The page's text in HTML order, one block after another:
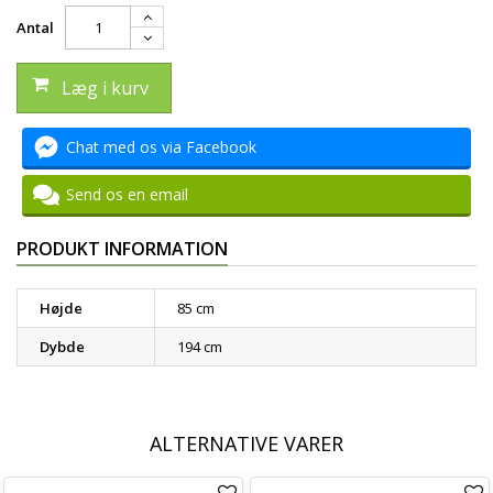
Antal
Læg i kurv
Chat med os via Facebook
Send os en email
PRODUKT INFORMATION
Højde
85 cm
Dybde
194 cm
ALTERNATIVE VARER